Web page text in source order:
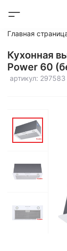
Главная
Кухонная
Power 60
артикул: 297583